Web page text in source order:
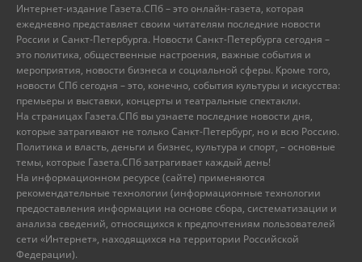
Интернет-издание Газета.СПб – это онлайн-газета, которая
ежедневно представляет своим читателям последние новости
России и Санкт-Петербурга. Новости Санкт-Петербурга сегодня –
это политика, общественные настроения, важные события и
мероприятия, новости бизнеса и социальной сферы. Кроме того,
новости СПб сегодня – это, конечно, события культуры и искусства:
премьеры и выставки, концерты и театральные спектакли.
На страницах Газета.СПб вы узнаете последние новости дня,
которые затрагивают не только Санкт-Петербург, но и всю Россию.
Политика и власть, деньги и бизнес, культура и спорт, – основные
темы, которые Газета.СПб затрагивает каждый день!
На информационном ресурсе (сайте) применяются
рекомендательные технологии (информационные технологии
предоставления информации на основе сбора, систематизации и
анализа сведений, относящихся к предпочтениям пользователей
сети «Интернет», находящихся на территории Российской
Федерации).